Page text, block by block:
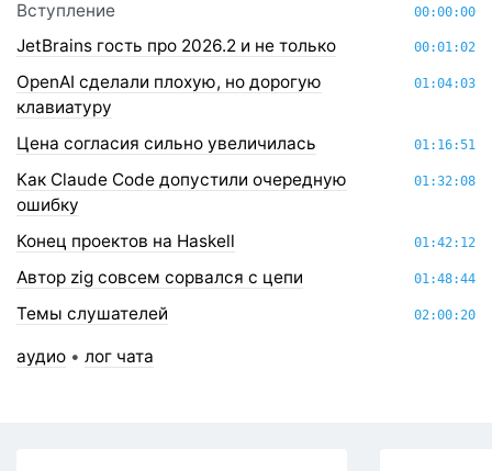
00:00:00
Вступление
00:01:02
JetBrains гость про 2026.2 и не только
01:04:03
OpenAI сделали плохую, но дорогую
клавиатуру
01:16:51
Цена согласия сильно увеличилась
01:32:08
Как Claude Code допустили очередную
ошибку
01:42:12
Конец проектов на Haskell
01:48:44
Автор zig совсем сорвался с цепи
02:00:20
Темы слушателей
аудио • лог чата